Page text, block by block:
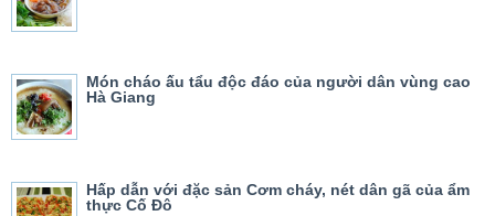
Món cháo ấu tẩu độc đáo của người dân vùng cao
Hà Giang
Hấp dẫn với đặc sản Cơm cháy, nét dân gã của ẩm
thực Cố Đô